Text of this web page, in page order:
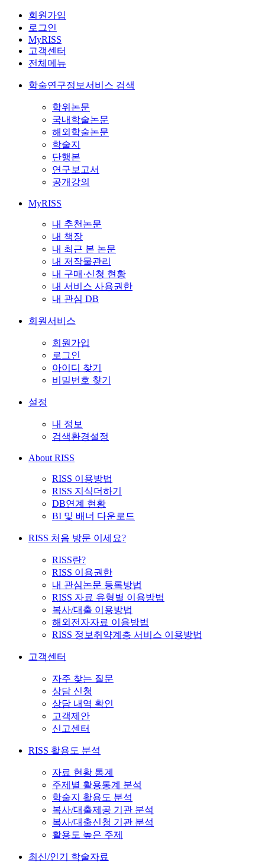
회원가입
로그인
MyRISS
고객센터
전체메뉴
학술연구정보서비스 검색
학위논문
국내학술논문
해외학술논문
학술지
단행본
연구보고서
공개강의
MyRISS
내 추천논문
내 책장
내 최근 본 논문
내 저작물관리
내 구매·신청 현황
내 서비스 사용권한
내 관심 DB
회원서비스
회원가입
로그인
아이디 찾기
비밀번호 찾기
설정
내 정보
검색환경설정
About RISS
RISS 이용방법
RISS 지식더하기
DB연계 현황
BI 및 배너 다운로드
RISS 처음 방문 이세요?
RISS란?
RISS 이용권한
내 관심논문 등록방법
RISS 자료 유형별 이용방법
복사/대출 이용방법
해외전자자료 이용방법
RISS 정보취약계층 서비스 이용방법
고객센터
자주 찾는 질문
상담 신청
상담 내역 확인
고객제안
신고센터
RISS 활용도 분석
자료 현황 통계
주제별 활용통계 분석
학술지 활용도 분석
복사/대출제공 기관 분석
복사/대출신청 기관 분석
활용도 높은 주제
최신/인기 학술자료